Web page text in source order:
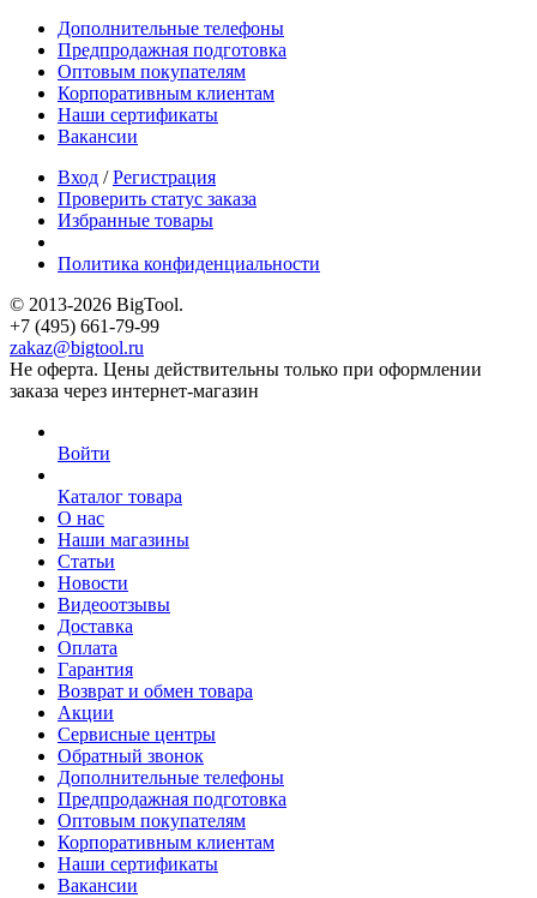
Дополнительные телефоны
Предпродажная подготовка
Оптовым покупателям
Корпоративным клиентам
Наши сертификаты
Вакансии
Вход /Регистрация
Проверить статус заказа
Избранные товары
Политика конфиденциальности
© 2013-2026 BigTool.
+7 (495) 661-79-99
zakaz@bigtool.ru
Не оферта. Цены действительны только при оформлении
заказа через интернет-магазин
Войти
Каталог товара
О нас
Наши магазины
Статьи
Новости
Видеоотзывы
Доставка
Оплата
Гарантия
Возврат и обмен товара
Акции
Сервисные центры
Обратный звонок
Дополнительные телефоны
Предпродажная подготовка
Оптовым покупателям
Корпоративным клиентам
Наши сертификаты
Вакансии